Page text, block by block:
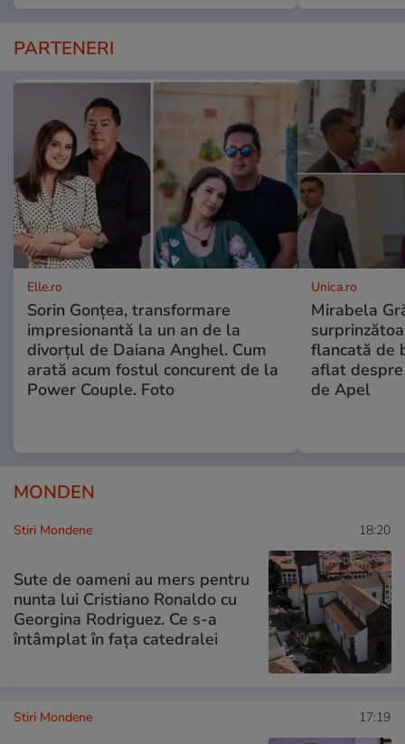
PARTENERI
Elle.ro
Sorin Gonțea, transformare
impresionantă la un an de la
divorțul de Daiana Anghel. Cum
arată acum fostul concurent de la
Power Couple. Foto
Unica.ro
Mirabela
flancată de
aflat
de Apel
MONDEN
Stiri Mondene 18:20
Sute de oameni au mers pentru
nunta lui Cristiano Ronaldo cu
Georgina Rodriguez. Ce s-a
întâmplat în fața catedralei
Stiri Mondene 17:19